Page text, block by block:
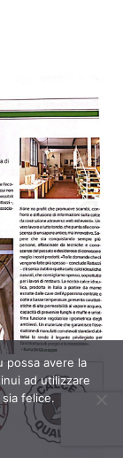
possa avere la
ad utilizzare
felice.